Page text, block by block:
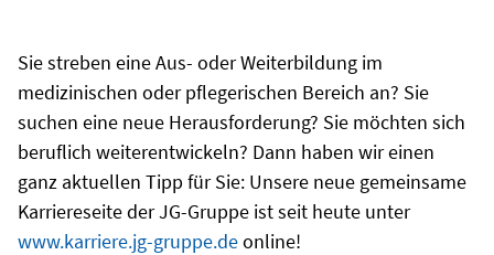
Sie streben eine Aus- oder Weiterbildung im
medizinischen oder pflegerischen Bereich an? Sie
suchen eine neue Herausforderung? Sie möchten sich
beruflich weiterentwickeln? Dann haben wir einen
ganz aktuellen Tipp für Sie: Unsere neue gemeinsame
Karriereseite der JG-Gruppe ist seit heute unter
www.karriere.jg-gruppe.deonline!